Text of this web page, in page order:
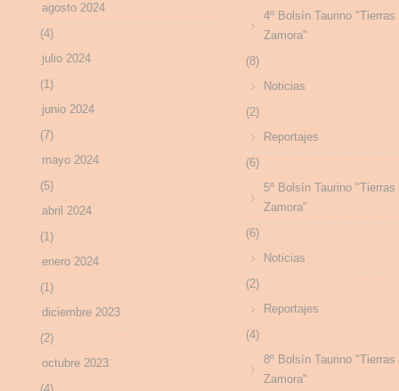
agosto 2024
(4)
julio 2024
(1)
junio 2024
(7)
mayo 2024
(5)
abril 2024
(1)
enero 2024
(1)
diciembre 2023
(2)
octubre 2023
4º Bolsín Taurino "Tierras
Zamora"
(8)
Noticias
(2)
Reportajes
(6)
5º Bolsín Taurino "Tierras
Zamora"
(6)
Noticias
(2)
Reportajes
(4)
8º Bolsín Taurino "Tierras
Zamora"